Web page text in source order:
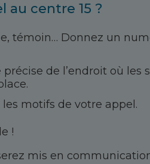
au centre 15 ?
témoin… Donnez un
précise de l’endroit où
les motifs de votre appel.
!
mis en